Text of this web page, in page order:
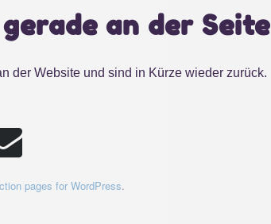
an der Seite
der Website und sind in Kürze wieder zurück.
pages for WordPress.